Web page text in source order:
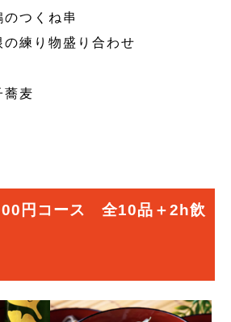
のつくね串
の練り物盛り合わせ
蕎麦
円コース 全10品＋2h飲